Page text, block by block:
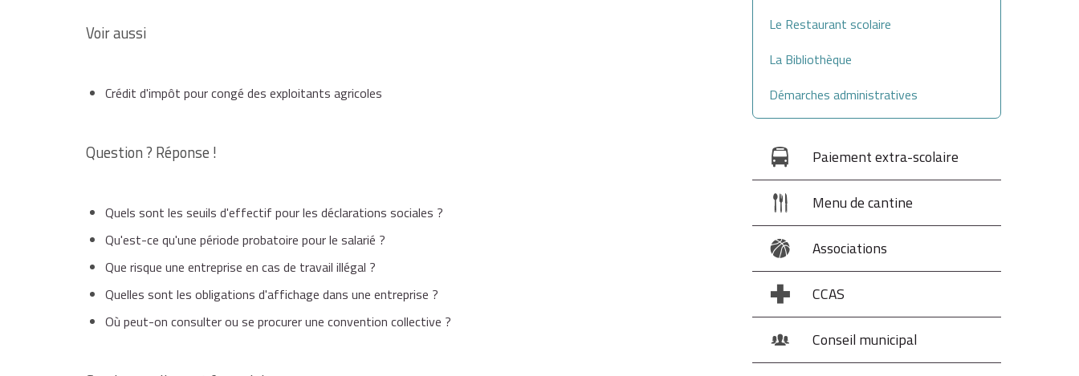
Voir aussi
Crédit d'impôt pour congé des exploitants agricoles
Question ? Réponse !
Quels sont les seuils d'effectif pour les déclarations sociales ?
Qu'est-ce qu'une période probatoire pour le salarié ?
Que risque une entreprise en cas de travail illégal ?
Quelles sont les obligations d'affichage dans une entreprise ?
Où peut-on consulter ou se procurer une convention collective ?
Le Restaurant scolaire
La Bibliothèque
Démarches administratives
Paiement extra-scolaire
Menu de cantine
Associations
CCAS
Conseil municipal